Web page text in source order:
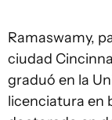
Ramaswamy,
ciudad
graduó en la
licenciatura en